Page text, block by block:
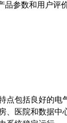
参数和用户评
点包括良好的电
、医院和数据中